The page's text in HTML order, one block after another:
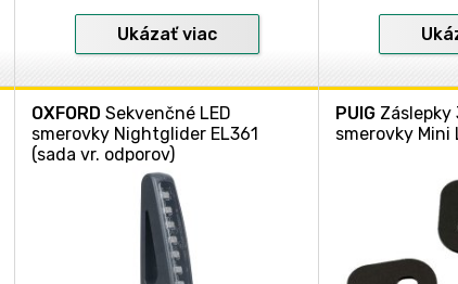
Ukázať viac
OXFORD Sekvenčné LED
smerovky Nightglider EL361
(sada vr. odporov)
PUIGZáslepky
smerovky Mini